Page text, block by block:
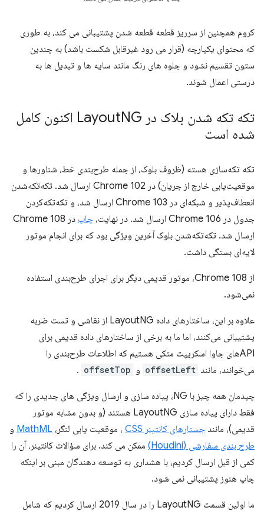
کروم همچنین از سرریز قطعه قطعه شدن پشتیبانی می کند، به طوری
که محتوای یکپارچه (قرار می رود غیرقابل شکست باشد) به چندین
ستون تقسیم نشود و جلوه های رنگ مانند سایه ها و تبدیل ها به
درستی اعمال شوند.
تکه تکه شدن بلاک در Layout
NG اکنون کامل
شده است
تکه تکه‌سازی هسته (ظروف بلوک، از جمله طرح‌بندی خط، شناورها و
موقعیت‌یابی خارج از جریان) در Chrome 102 ارسال شد. تکه‌تکه‌شدن
انعطاف‌پذیر و شبکه‌ای در Chrome 103 ارسال شد، و تکه‌تکه‌کردن
جدول در Chrome 106 ارسال شد. در نهایت،
چاپ
در Chrome 108
ارسال شد. تکه‌تکه‌شدن بلوک آخرین ویژگی بود که برای انجام موتور
لایه‌ای بستگی داشت.
از Chrome 108، موتور قدیمی دیگر برای اجرای طرح‌بندی استفاده
نمی‌شود.
علاوه بر این، ساختارهای داده LayoutNG از نقاشی و تست ضربه
پشتیبانی می‌کنند، اما ما به برخی از ساختارهای داده قدیمی برای
APIهای جاوا اسکریپت متکی هستیم که اطلاعات طرح‌بندی را
می‌خوانند، مانند offsetLeft و offsetTop
.
چیدمان همه چیز با NG، پیاده سازی و ارسال ویژگی های جدیدی را که
فقط دارای پیاده سازی LayoutNG هستند (و بدون مشابه موتور
قدیمی)، مانند جستارهای کانتینر CSS ، موقعیت یابی لنگر، MathML و
طرح بندی سفارشی (Houdini)
ممکن می کند. برای سؤالات کانتینر، آن را
کمی از قبل ارسال کردیم، با هشداری به توسعه دهندگان مبنی بر اینکه
چاپ هنوز پشتیبانی نمی شود.
ما اولین قسمت LayoutNG را در سال 2019 ارسال کردیم که شامل